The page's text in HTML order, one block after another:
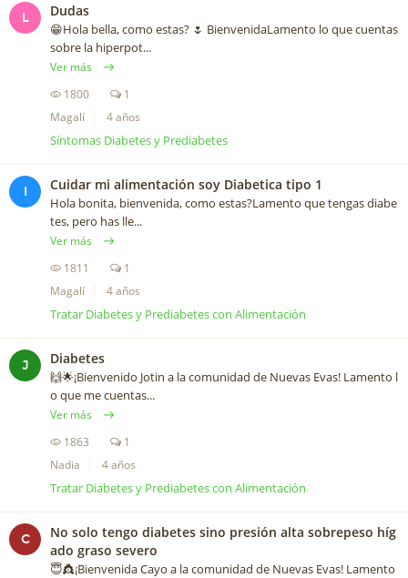
L Dudas
😁Hola bella, como estas? 🌷 BienvenidaLamento lo que cuentas
sobre la hiperpot...
Ver más
1800
1
Magalí
4 años
Síntomas Diabetes y Prediabetes
I Cuidar mi alimentación soy Diabetica tipo 1
Hola bonita, bienvenida, como estas?Lamento que tengas diabe
tes, pero has lle...
Ver más
1811
1
Magalí
4 años
Tratar Diabetes y Prediabetes con Alimentación
J Diabetes
🙌🌟¡Bienvenido Jotin a la comunidad de Nuevas Evas! Lamento l
o que me cuentas...
Ver más
1863
1
Nadia
4 años
Tratar Diabetes y Prediabetes con Alimentación
C
No solo tengo diabetes sino presión alta sobrepeso híg
ado graso severo
😇👸¡Bienvenida Cayo a la comunidad de Nuevas Evas! Lamento